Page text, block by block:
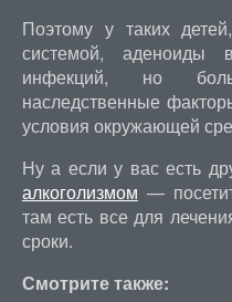
Поэтому у таких
системой, аденоиды
инфекций, но
наследственные
условия окружающей
Ну а если у вас есть
алкоголизмом —
там есть все для
сроки.
Смотрите также: